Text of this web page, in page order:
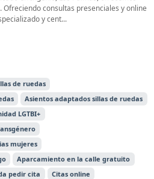
consultas presenciales y online
y cent...
de ruedas
Asientos adaptados sillas de ruedas
LGTBI+
mujeres
Aparcamiento en la calle gratuito
pedir cita
Citas online